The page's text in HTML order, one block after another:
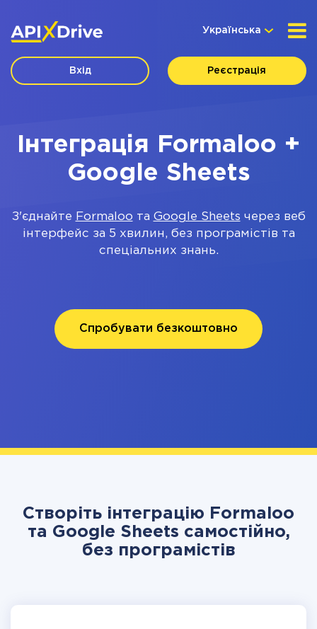
Українська
Вхід Реєстрація
Інтеграція Formaloo +
Google Sheets
З'єднайте Formaloo та Google Sheets через веб
інтерфейс за 5 хвилин, без програмістів та
спеціальних знань.
Спробувати безкоштовно
Створіть інтеграцію Formaloo
та Google Sheets самостійно,
без програмістів